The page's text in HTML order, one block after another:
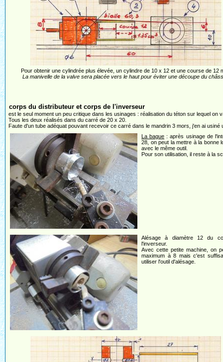
Pour obtenir une cylindrée plus élevée, un cylindre de 10 x 12 et une course de 12
La manivelle de la valve sera placée vers le haut pour éviter une découpe du
corps du distributeur et corps de l'inverseur
est le seul moment un peu critique dans les usinages : réalisation du téton sur lequel on
Tous les deux réalisés dans du carré de 20 x 20.
Faute d'un tube adéquat pouvant recevoir ce carré dans le mandrin 3 mors, j'en ai
La bague : après usinage de
28, on peut la mettre à la bonne
avec le même outil.
Pour son utilisation, il reste à la
Alésage à diamètre 12 du
l'inverseur.
Avec cette petite machine, on
maximum à 8 mais c'est
utiliser l'outil d'alésage.